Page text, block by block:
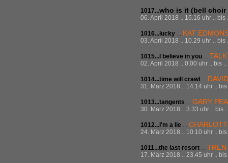
1017...who is it (bell choir
06. April 2018 .. 16.16 uhr ..
1016...lucky ... KAT
03. April 2018 .. 10.29 uhr ..
1015...I believe in you ...
02. April 2018 .. 0.00 uhr .. bis
1014...time will crawl ...
31. März 2018 .. 14.14 uhr ..
1013...tangents ... GARY
30. März 2018 .. 3.33 uhr .. bis
1012...I'm a lie ...
24. März 2018 .. 10.10 uhr ..
1011...the last resort ...
17. März 2018 .. 23.45 uhr ..